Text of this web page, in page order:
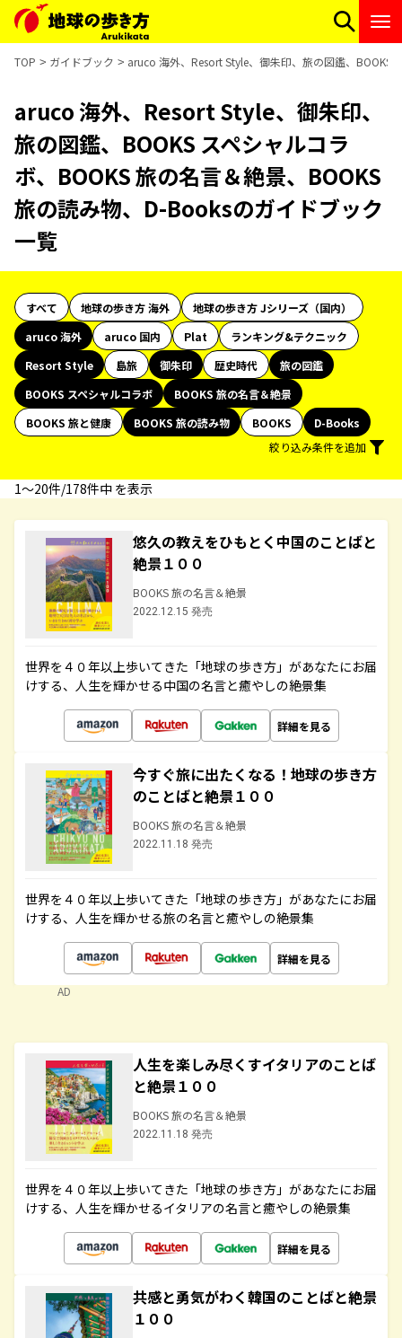
TOP ガイドブック aruco 海外、Resort Style、御朱印、旅の図鑑、BOOKS
aruco 海外、Resort Style、御朱印、
旅の図鑑、BOOKS スペシャルコラ
ボ、BOOKS 旅の名言＆絶景、BOOKS
旅の読み物、D-Booksのガイドブック
一覧
すべて 地球の歩き方 海外
地球の歩き方 Jシリーズ（国内）
aruco 海外
aruco 国内 Plat
ランキング&テクニック
Resort Style
島旅 御朱印 歴史時代
旅の図鑑
BOOKS スペシャルコラボ
BOOKS 旅の名言＆絶景
BOOKS 旅と健康
BOOKS 旅の読み物 BOOKS
D-Books
絞り込み条件を追加
1〜20件/178件中 を表示
悠久の教えをひもとく中国のことばと
絶景１００
BOOKS 旅の名言＆絶景
2022.12.15 発売
世界を４０年以上歩いてきた「地球の歩き方」があなたにお届
けする、人生を輝かせる中国の名言と癒やしの絶景集
詳細を見る
今すぐ旅に出たくなる！地球の歩き方
のことばと絶景１００
BOOKS 旅の名言＆絶景
2022.11.18 発売
世界を４０年以上歩いてきた「地球の歩き方」があなたにお届
けする、人生を輝かせる旅の名言と癒やしの絶景集
詳細を見る
AD
人生を楽しみ尽くすイタリアのことば
と絶景１００
BOOKS 旅の名言＆絶景
2022.11.18 発売
世界を４０年以上歩いてきた「地球の歩き方」があなたにお届
けする、人生を輝かせるイタリアの名言と癒やしの絶景集
詳細を見る
共感と勇気がわく韓国のことばと絶景
１００